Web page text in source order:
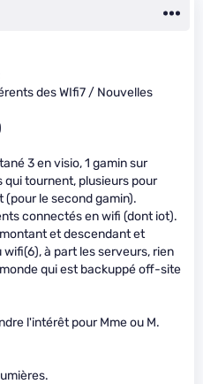
des WIfi7 / Nouvelles
3 en visio, 1 gamin sur
tournent, plusieurs pour
(pour le second gamin).
connectés en wifi (dont iot).
et descendant et
à part les serveurs, rien
qui est backuppé off-site
l'intérêt pour Mme ou M.